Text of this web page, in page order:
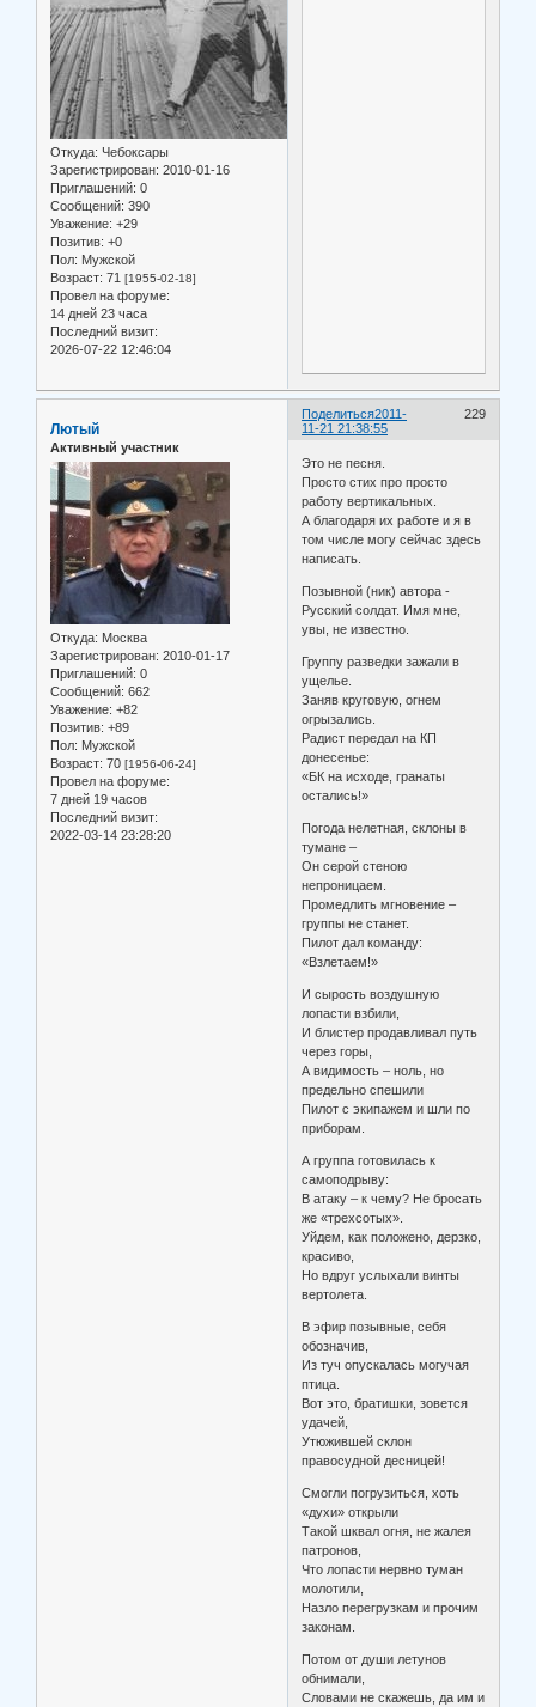
Откуда: Чебоксары
Зарегистрирован: 2010-01-16
Приглашений: 0
Сообщений: 390
Уважение: +29
Позитив: +0
Пол: Мужской
Возраст: 71 [1955-02-18]
Провел на форуме:
14 дней 23 часа
Последний визит:
2026-07-22 12:46:04
Поделиться 229
2011-
11-21 21:38:55
Лютый
Активный участник
Откуда: Москва
Зарегистрирован: 2010-01-17
Приглашений: 0
Сообщений: 662
Уважение: +82
Позитив: +89
Пол: Мужской
Возраст: 70 [1956-06-24]
Провел на форуме:
7 дней 19 часов
Последний визит:
2022-03-14 23:28:20
Это не песня.
Просто стих про просто
работу вертикальных.
А благодаря их работе и я в
том числе могу сейчас здесь
написать.
Позывной (ник) автора -
Русский солдат. Имя мне,
увы, не известно.
Группу разведки зажали в
ущелье.
Заняв круговую, огнем
огрызались.
Радист передал на КП
донесенье:
«БК на исходе, гранаты
остались!»
Погода нелетная, склоны в
тумане –
Он серой стеною
непроницаем.
Промедлить мгновение –
группы не станет.
Пилот дал команду:
«Взлетаем!»
И сырость воздушную
лопасти взбили,
И блистер продавливал путь
через горы,
А видимость – ноль, но
предельно спешили
Пилот с экипажем и шли по
приборам.
А группа готовилась к
самоподрыву:
В атаку – к чему? Не бросать
же «трехсотых».
Уйдем, как положено, дерзко,
красиво,
Но вдруг услыхали винты
вертолета.
В эфир позывные, себя
обозначив,
Из туч опускалась могучая
птица.
Вот это, братишки, зовется
удачей,
Утюжившей склон
правосудной десницей!
Смогли погрузиться, хоть
«духи» открыли
Такой шквал огня, не жалея
патронов,
Что лопасти нервно туман
молотили,
Назло перегрузкам и прочим
законам.
Потом от души летунов
обнимали,
Словами не скажешь, да им и